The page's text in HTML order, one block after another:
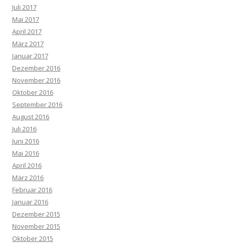
Juli 2017
Mai 2017
April 2017
März 2017
Januar 2017
Dezember 2016
November 2016
Oktober 2016
September 2016
August 2016
Juli 2016
Juni 2016
Mai 2016
April 2016
März 2016
Februar 2016
Januar 2016
Dezember 2015
November 2015
Oktober 2015